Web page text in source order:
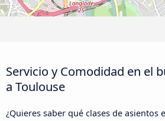
Servicio y Comodidad en el
a Toulouse
¿Quieres saber qué clases de asientos